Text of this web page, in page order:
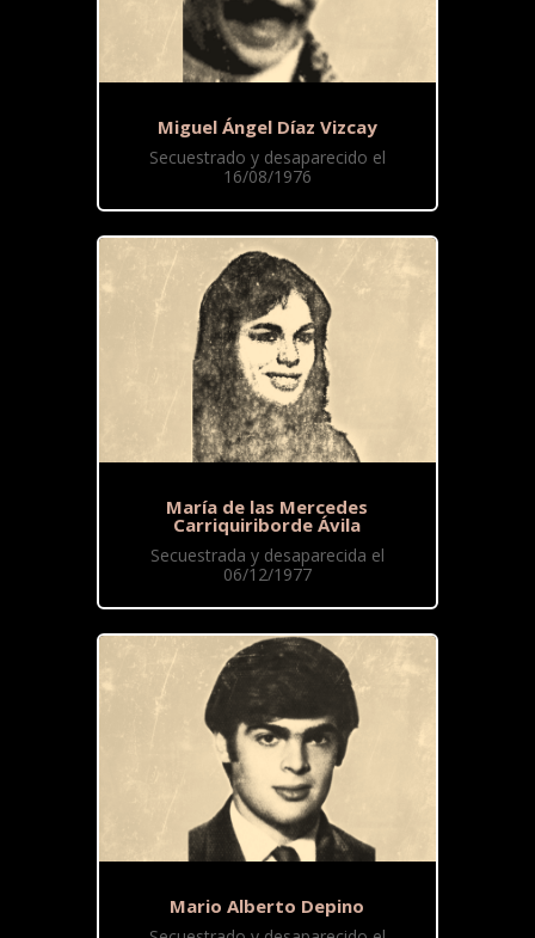
Miguel Ángel Díaz Vizcay
Secuestrado y desaparecido el
16/08/1976
María de las Mercedes
Carriquiriborde Ávila
Secuestrada y desaparecida el
06/12/1977
Mario Alberto Depino